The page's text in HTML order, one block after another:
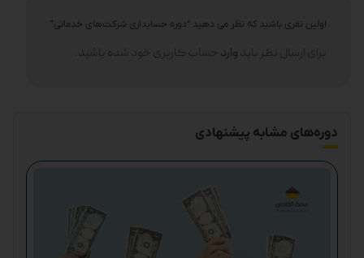
اولین نفری باشید که نظر می دهید “دوره حسابداری شرکت‌های خدماتی”
برای ارسال نظر باید وارد حساب کاربری خود شده باشید.
دوره‌های مشابه پیشنهادی